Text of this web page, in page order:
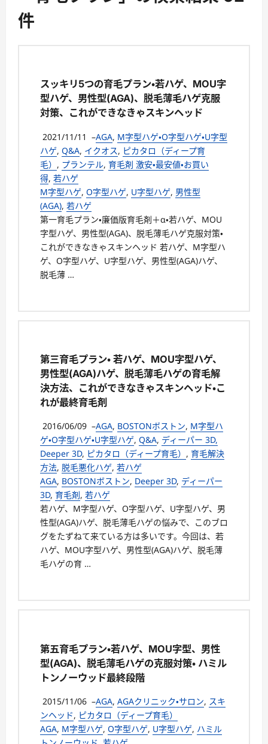
件
スッキリ5つの育毛プラン・若ハゲ、MOU字
型ハゲ、男性型(AGA)、脱毛薄毛ハゲ克服
対策、これができなきゃスキンヘッド
2021/11/11 –AGA, M字型ハゲ・O字型ハゲ・U字型
ハゲ, Q&A, イクオス, ピカタロ（ディープ育
毛） , プランテル, 育毛剤 激安・最安値・お買い
得, 若ハゲ
M字型ハゲ, O字型ハゲ, U字型ハゲ, 男性型
(AGA), 若ハゲ
第一育毛プラン・廉価版育毛剤＋α・若ハゲ、MOU
字型ハゲ、男性型(AGA)、脱毛薄毛ハゲ克服対策・
これができなきゃスキンヘッド 若ハゲ、M字型ハ
ゲ、O字型ハゲ、U字型ハゲ、男性型(AGA)ハゲ、
脱毛薄 …
第三育毛プラン・ 若ハゲ、MOU字型ハゲ、
男性型(AGA)ハゲ、脱毛薄毛ハゲの育毛解
決方法、これができなきゃスキンヘッド・こ
れが最終育毛剤
2016/06/09 –AGA, BOSTONボストン, M字型ハ
ゲ・O字型ハゲ・U字型ハゲ, Q&A, ディーパー 3D,
Deeper 3D, ピカタロ（ディープ育毛） , 育毛解決
方法, 脱毛悪化ハゲ, 若ハゲ
AGA, BOSTONボストン, Deeper 3D, ディーパー
3D, 育毛剤, 若ハゲ
若ハゲ、M字型ハゲ、O字型ハゲ、U字型ハゲ、男
性型(AGA)ハゲ、脱毛薄毛ハゲの悩みで、このブロ
グをたずねて来ている方は多いです。今回は、若
ハゲ、MOU字型ハゲ、男性型(AGA)ハゲ、脱毛薄
毛ハゲの育 …
第五育毛プラン・若ハゲ、MOU字型、男性
型(AGA)、脱毛薄毛ハゲの克服対策・ ハミル
トンノーウッド最終段階
2015/11/06 –AGA, AGAクリニック・サロン, スキ
ンヘッド, ピカタロ（ディープ育毛）
AGA, M字型ハゲ, O字型ハゲ, U字型ハゲ, ハミル